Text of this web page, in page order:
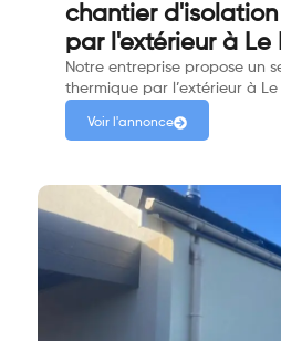
chantier
par l'extérieur à Le
Notre entreprise propose un
thermique par l’extérieur à Le
Voir l'annonce